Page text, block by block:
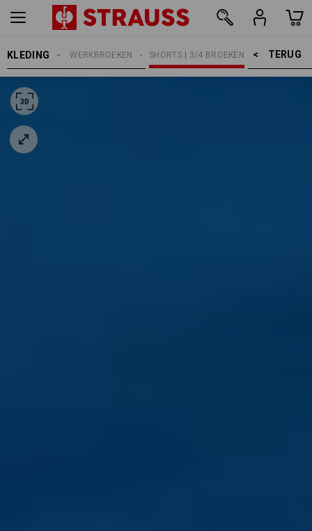
KLEDING TERUG    >
SHORTS | 3/4 BROEKEN
WERKBROEKEN
HEREN